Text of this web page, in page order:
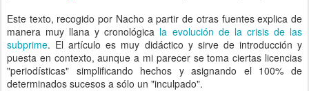
Este texto, recogido por Nacho a partir de otras fuentes explica de
manera muy llana y cronológica la evolución de la crisis de las
subprime. El artículo es muy didáctico y sirve de introducción y
puesta en contexto, aunque a mi parecer se toma ciertas licencias
"periodísticas" simplificando hechos y asignando el 100% de
determinados sucesos a sólo un "inculpado".